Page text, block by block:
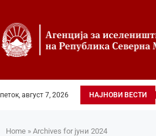
петок, август 7, 2026 НАЈНОВИ ВЕСТИ
Home » Archives for јуни 2024